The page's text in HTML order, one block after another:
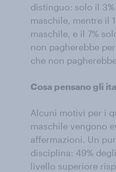
distinguo: solo il
maschile, mentre il
maschile, e il 7%
non pagherebbe
che non
Cosa pensano gli
Alcuni motivi per i
maschile vengono
affermazioni. Un
disciplina: 49%
livello superiore